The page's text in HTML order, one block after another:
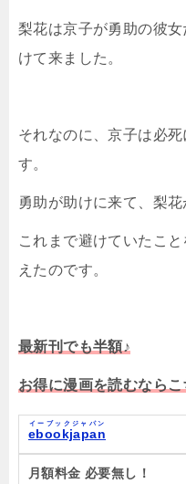
梨花は京子が勇助の彼
けて来ました。
それなのに、京子は必
す。
勇助が助けに来て、梨花
これまで避けていたこ
えたのです。
最新刊でも半額♪
お得に漫画を読むならこ
ebookjapan
イーブックジャパン
月額料金 必要無し！